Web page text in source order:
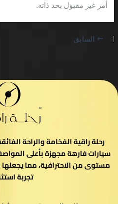
أمر غير مقبول بحد ذاته.
السابق
رحلة راقية الفخامة والراحة
سيارات فارهة مجهزة بأعلى
مستوى من الاحترافية، مما
تجربة